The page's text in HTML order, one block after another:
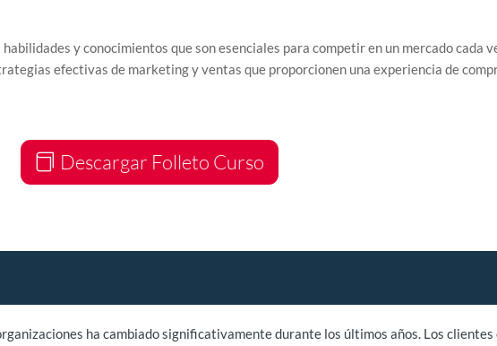
y conocimientos que son esenciales para competir en un mercado cada
efectivas de marketing y ventas que proporcionen una experiencia de
Descargar Folleto Curso
ha cambiado significativamente durante los últimos años. Los